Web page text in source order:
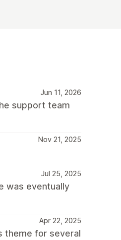
Jun 11, 2026
support team
Nov 21, 2025
Jul 25, 2025
was eventually
Apr 22, 2025
theme for several